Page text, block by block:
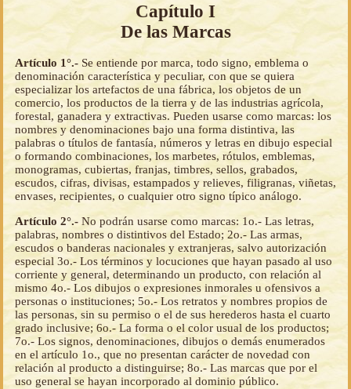
Capítulo I
De las Marcas
Artículo 1°.- Se entiende por marca, todo signo, emblema o
denominación característica y peculiar, con que se quiera
especializar los artefactos de una fábrica, los objetos de un
comercio, los productos de la tierra y de las industrias agrícola,
forestal, ganadera y extractivas. Pueden usarse como marcas: los
nombres y denominaciones bajo una forma distintiva, las
palabras o títulos de fantasía, números y letras en dibujo especial
o formando combinaciones, los marbetes, rótulos, emblemas,
monogramas, cubiertas, franjas, timbres, sellos, grabados,
escudos, cifras, divisas, estampados y relieves, filigranas, viñetas,
envases, recipientes, o cualquier otro signo típico análogo.
Artículo 2°.- No podrán usarse como marcas: 1o.- Las letras,
palabras, nombres o distintivos del Estado; 2o.- Las armas,
escudos o banderas nacionales y extranjeras, salvo autorización
especial 3o.- Los términos y locuciones que hayan pasado al uso
corriente y general, determinando un producto, con relación al
mismo 4o.- Los dibujos o expresiones inmorales u ofensivos a
personas o instituciones; 5o.- Los retratos y nombres propios de
las personas, sin su permiso o el de sus herederos hasta el cuarto
grado inclusive; 6o.- La forma o el color usual de los productos;
7o.- Los signos, denominaciones, dibujos o demás enumerados
en el artículo 1o., que no presentan carácter de novedad con
relación al producto a distinguirse; 8o.- Las marcas que por el
uso general se hayan incorporado al dominio público.